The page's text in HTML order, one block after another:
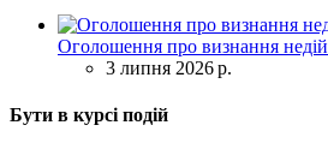
Оголошення про визнання
3 липня 2026 р.
Бути в курсі подій